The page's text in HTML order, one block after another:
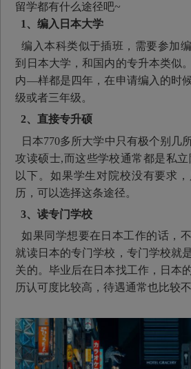
留学都有什么途径吧~
1、编入日本大学
编入本科类似于插班，需要参加
到日本大学，和国内的专升本类似
内―样都是四年，在申请编入的时
级或者三年级。
2、直接专升硕
日本770多所大学中只有极个别几
攻读硕士,而这些学校通常都是私
以下。如果学生对院校没有要求
历，可以选择这条途径。
3、读专门学校
如果同学想要在日本工作的话，
就读日本的专门学校，专门学校就
关的。毕业后在日本找工作，日本
历认可度比较高，待遇通常也比较不